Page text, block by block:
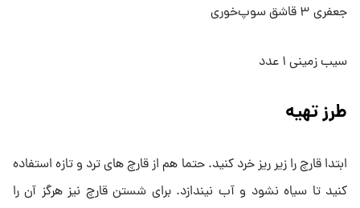
جعفری ۳ قاشق سوپ‌خوری
سیب زمینی ۱ عدد
طرز تهیه
ابتدا قارچ را زیر ریز خرد کنید. حتما هم از قارچ های ترد و تازه استفاده
کنید تا سیاه نشود و آب نیندازد. برای شستن قارچ نیز هرگز آن را